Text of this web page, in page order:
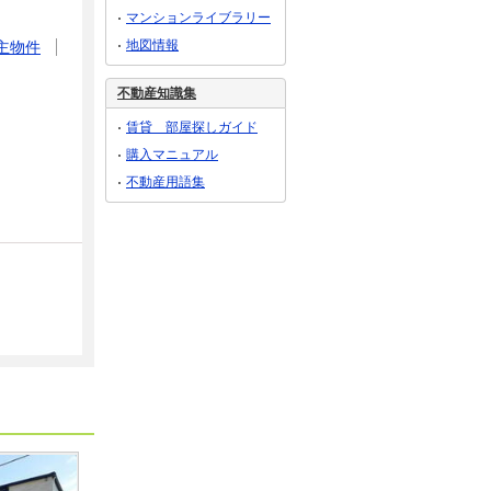
物件
マンションライブラリー
地図情報
不動産知識集
賃貸 部屋探しガイド
購入マニュアル
不動産用語集